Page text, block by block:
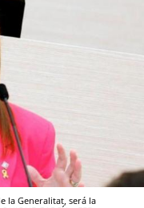
la Generalitat, será la